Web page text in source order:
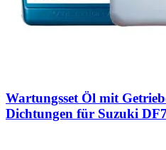
Wartungsset Öl mit
Dichtungen für Suzuki